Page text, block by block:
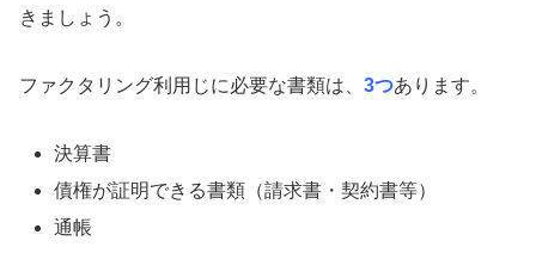
きましょう。
ファクタリング利用じに必要な書類は、 3つあります。
決算書
債権が証明できる書類（請求書・契約書等）
通帳